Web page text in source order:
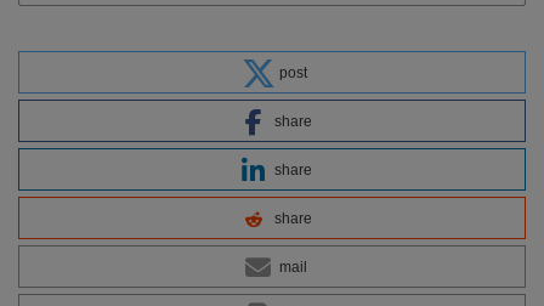
post
share
share
share
mail